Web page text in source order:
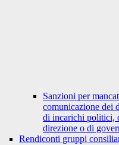
Sanzioni per
comunicazione dei
di incarichi politici,
direzione o di
Rendiconti gruppi